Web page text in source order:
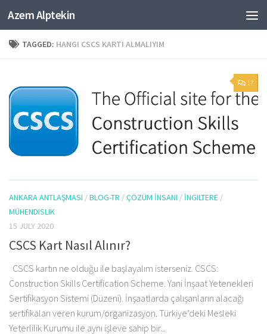
Skip to content
Azem Alptekin
TAGGED: HANGI CSCS KARTI ALMALIYIM
17
ANKARA ANTLAŞMASI /BLOG-TR /ÇÖZÜM İNSANI / İNGILTERE /
MÜHENDISLIK
15 JULY 2020
CSCS Kart Nasıl Alınır?
CSCS kartın ne olduğu ile başlayalım isterseniz. CSCS:
Construction Skills Certification Scheme. Yani İnşaat Yetenekleri
Sertifikasyon Sistemi (Düzeni). İnşaatlarda çalışanların alacağı
sertifikaları veren kurum/organizasyon. Türkiye’deki Mesleki
Yeterlilik Kurumu ile aynı işleve sahip bir...